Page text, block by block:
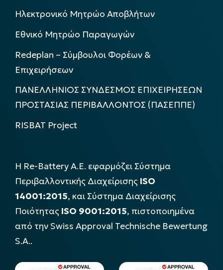
Ηλεκτρονικό Μητρώο Αποβλήτων
Εθνικό Μητρώο Παραγωγών
Redeplan – Σύμβουλοι Φορέων &
Επιχειρήσεων
ΠΑΝΕΛΛΗΝΙΟΣ ΣΥΝΔΕΣΜΟΣ ΕΠΙΧΕΙΡΗΣΕΩΝ
ΠΡΟΣΤΑΣΙΑΣ ΠΕΡΙΒΑΛΛΟΝΤΟΣ (ΠΑΣΕΠΠΕ)
RISBAT Project
Η Re-Battery Α.Ε. εφαρμόζει Σύστημα
Περιβαλλοντικής Διαχείρισης ISO
14001:2015, και Σύστημα Διαχείρισης
Ποιότητας ISO 9001:2015, πιστοποιημένα
από την Swiss Approval Technische Bewertung
S.A..